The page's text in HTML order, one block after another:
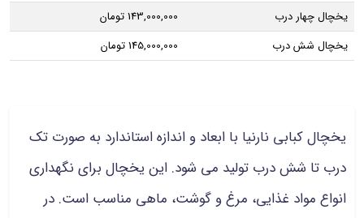
یخچال چهار درب
143,000,000 تومان
یخچال شش درب
145,000,000 تومان
یخچال کبابی نارنیا با ابعاد و اندازه استاندارد به صورت تک
درب تا شش درب تولید می شود. این یخچال برای نگهداری
انواع مواد غذایی، مرغ و گوشت، ماهی مناسب است. در